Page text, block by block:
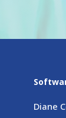
Diane